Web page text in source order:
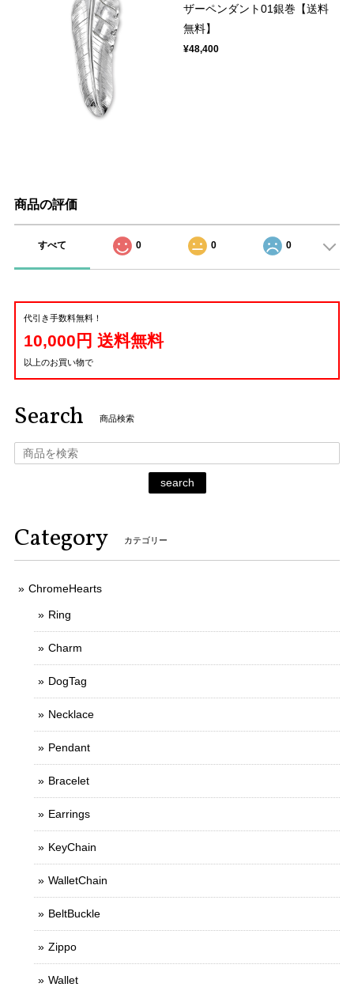
ザーペンダント01銀巻【送料
無料】
¥48,400
商品の評価
すべて 0 0 0
代引き手数料無料！
10,000円 送料無料
以上のお買い物で
Search 商品検索
search
Category カテゴリー
ChromeHearts
Ring
Charm
DogTag
Necklace
Pendant
Bracelet
Earrings
KeyChain
WalletChain
BeltBuckle
Zippo
Wallet